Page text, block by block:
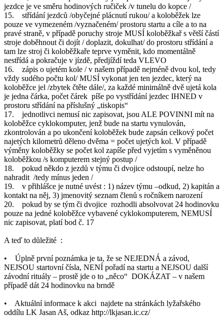
jezdce je ve směru hodinových ručiček /v tunelu do kopce /
15. střídání jezdců /obyčejné plácnutí rukou/ a koloběžek lze
pouze ve vymezeném /vyznačeném/ prostoru startu a cíle a to na
pravé straně, v případě poruchy stroje MUSÍ koloběžkař s větší částí
stroje doběhnout či dojít / doplazit, dokulhat/ do prostoru střídání a
tam lze stroj či koloběžkaře teprve vyměnit, kdo momentálně
nestřídá a pokračuje v jízdě, předjíždí teda VLEVO
16. zápis o ujetém kole / v našem případě nejméně dvou kol, tedy
vždy sudého počtu kol/ MUSÍ vykonat jen ten jezdec, který na
koloběžce jel /zbytek čtěte dále/, za každé minimálně dvě ujetá kola
je jedna čárka, počet čárek píše po vystřídání jezdec IHNED v
prostoru střídání na příslušný „tiskopis“
17. jednotlivci nemusí nic zapisovat, jsou ALE POVINNI mít na
koloběžce cyklokomputer, jenž bude na startu vynulován,
zkontrolován a po ukončení koloběžek bude zapsán celkový počet
najetých kilometrů děleno dvěma = počet ujetých kol. V případě
výměny koloběžky se počet kol zapíše před vyjetím s vyměněnou
koloběžkou /s komputerem stejný postup /
18. pokud někdo z jezdů v týmu či dvojice odstoupí, nelze ho
nahradit /tedy mínus jeden /
19. v přihlášce je nutné uvést : 1) název týmu –odkud, 2) kapitán a
kontakt na něj, 3) jmenovitý seznam členů s ročníkem narození
20. pokud by se tým či dvojice rozhodli absolvovat 24 hodinovku
pouze na jedné koloběžce vybavené cyklokomputerem, NEMUSÍ
nic zapisovat, platí bod č. 17
A teď to důležité :
• Úplně první poznámka je ta, že se NEJEDNÁ a závod,
NEJSOU startovní čísla, NENÍ pořadí na startu a NEJSOU další
závodní rituály – prostě jde o to „něco“ DOKÁZAT – v našem
případě dát 24 hodinovku na brndě
• Aktuální informace k akci najdete na stránkách lyžařského
oddílu LK Jasan Aš, odkaz http://lkjasan.ic.cz/